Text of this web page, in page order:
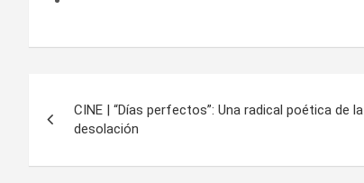
de
entradas
CINE | “Días perfectos”: Una radical poética de la
desolación